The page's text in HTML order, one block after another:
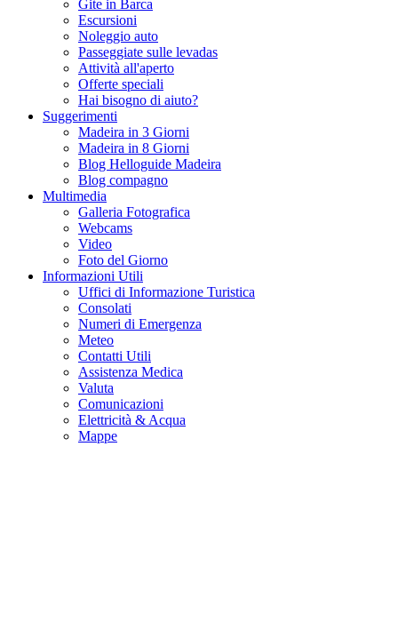
Gite in Barca
Escursioni
Noleggio auto
Passeggiate sulle levadas
Attività all'aperto
Offerte speciali
Hai bisogno di aiuto?
Suggerimenti
Madeira in 3 Giorni
Madeira in 8 Giorni
Blog Helloguide Madeira
Blog compagno
Multimedia
Galleria Fotografica
Webcams
Video
Foto del Giorno
Informazioni Utili
Uffici di Informazione Turistica
Consolati
Numeri di Emergenza
Meteo
Contatti Utili
Assistenza Medica
Valuta
Comunicazioni
Elettricità & Acqua
Mappe